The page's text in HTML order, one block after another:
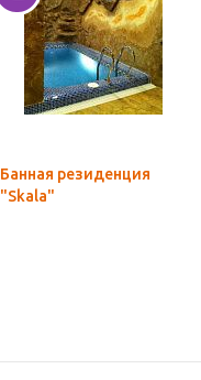
Банная резиденция
"Skala"